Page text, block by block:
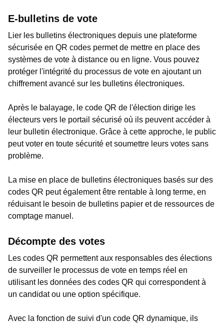
E-bulletins de vote
Lier les bulletins électroniques depuis une plateforme
sécurisée en QR codes permet de mettre en place des
systèmes de vote à distance ou en ligne. Vous pouvez
protéger l'intégrité du processus de vote en ajoutant un
chiffrement avancé sur les bulletins électroniques.
Après le balayage, le code QR de l'élection dirige les
électeurs vers le portail sécurisé où ils peuvent accéder à
leur bulletin électronique. Grâce à cette approche, le public
peut voter en toute sécurité et soumettre leurs votes sans
problème.
La mise en place de bulletins électroniques basés sur des
codes QR peut également être rentable à long terme, en
réduisant le besoin de bulletins papier et de ressources de
comptage manuel.
Décompte des votes
Les codes QR permettent aux responsables des élections
de surveiller le processus de vote en temps réel en
utilisant les données des codes QR qui correspondent à
un candidat ou une option spécifique.
Avec la fonction de suivi d'un code QR dynamique, ils